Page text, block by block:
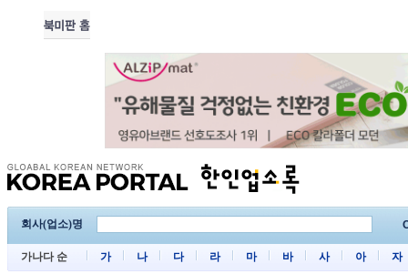
회사(업소)명
가나다 순 가 나 다 라 마 바 사 아 자